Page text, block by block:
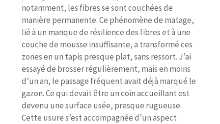
notamment, les fibres se sont couchées de
manière permanente. Ce phénomène de matage,
lié à un manque de résilience des fibres et à une
couche de mousse insuffisante, a transformé ces
zones en un tapis presque plat, sans ressort. J’ai
essayé de brosser régulièrement, mais en moins
d’un an, le passage fréquent avait déjà marqué le
gazon. Ce qui devait être un coin accueillant est
devenu une surface usée, presque rugueuse.
Cette usure s’est accompagnée d’un aspect